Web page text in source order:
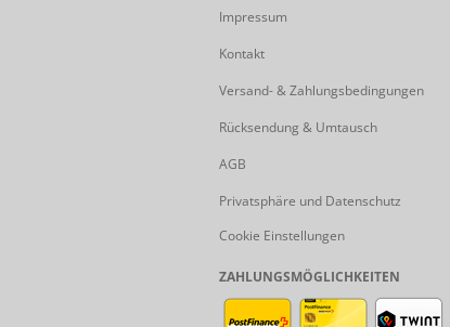
Impressum
Kontakt
Versand- & Zahlungsbedingungen
Rücksendung & Umtausch
AGB
Privatsphäre und Datenschutz
Cookie Einstellungen
ZAHLUNGSMÖGLICHKEITEN